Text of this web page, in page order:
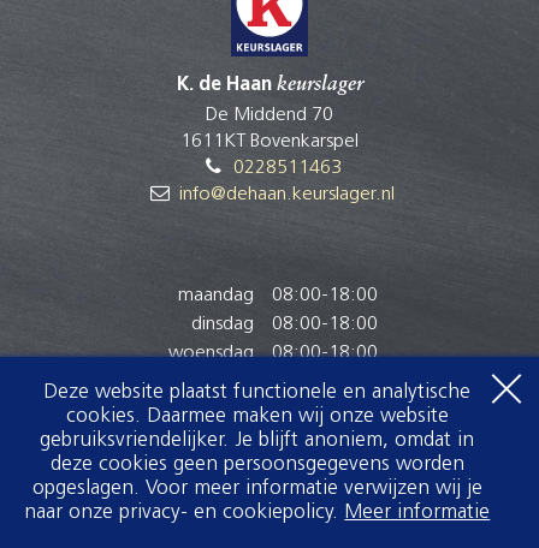
K. de Haankeurslager
De Middend 70
1611KT Bovenkarspel
0228511463
info@dehaan.keurslager.nl
maandag 08:00-18:00
dinsdag
08:00-18:00
woensdag
08:00-18:00
donderdag
08:00 -
vrijdag
08:00- 18:00
zaterdag
08:00-17:00
zondag
Gesloten
Deze website plaatst functionele en analytische
cookies. Daarmee maken wij onze website
gebruiksvriendelijker. Je blijft anoniem, omdat in
deze cookies geen persoonsgegevens worden
opgeslagen. Voor meer informatie verwijzen wij je
naar onze privacy- en cookiepolicy. Meer informatie